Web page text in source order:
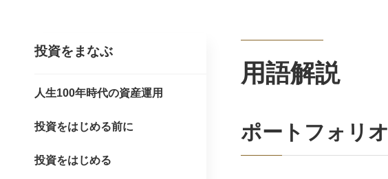
用語解説
ポートフォリオ
投資をまなぶ
人生100年時代の資産運用
投資をはじめる前に
投資をはじめる